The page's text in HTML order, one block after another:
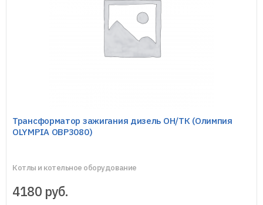
Трансформатор зажигания дизель ОН/ТК (Олимпия
OLYMPIA OBP3080)
Котлы и котельное оборудование
4180 руб.